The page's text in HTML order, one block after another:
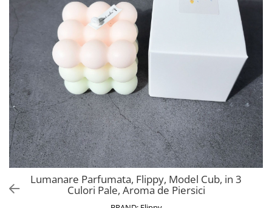
Scutere electrice
Scutere pe benzina
Tricicluri cargo fara permis
Tricicluri persoane
Trotinete electrice
Biciclete, trotinete, triciclete
Biciclete electrice
Triciclete
Gradina
Motoburghie si accesorii
Lumanare Parfumata, Flippy, Model Cub, in 3
Culori Pale, Aroma de Piersici